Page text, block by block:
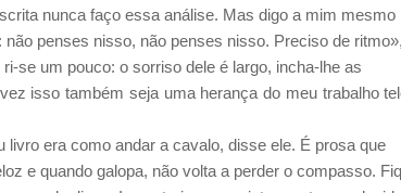
nunca faço essa análise. Mas digo a mim mesmo
não penses nisso, não penses nisso. Preciso de ritmo»,
se um pouco: o sorriso dele é largo, incha-lhe as
isso também seja uma herança do meu trabalho
livro era como andar a cavalo, disse ele. É prosa que
e quando galopa, não volta a perder o compasso.